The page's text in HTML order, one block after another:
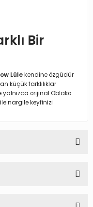
Bir
Lülekendine özgüdür
küçük farklılıklar
yalnızca orijinal Oblako
nargile keyfinizi